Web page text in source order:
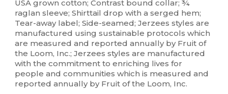
USA grown cotton; Contrast bound collar; ¾
raglan sleeve; Shirttail drop with a serged hem;
Tear-away label; Side-seamed; Jerzees styles are
manufactured using sustainable protocols which
are measured and reported annually by Fruit of
the Loom, Inc.; Jerzees styles are manufactured
with the commitment to enriching lives for
people and communities which is measured and
reported annually by Fruit of the Loom, Inc.